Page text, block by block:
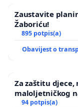
Zaustavite
Žaboriću!
895 potpis(a)
Obavijest o
Za zaštitu
maloljetničkog
94 potpis(a)